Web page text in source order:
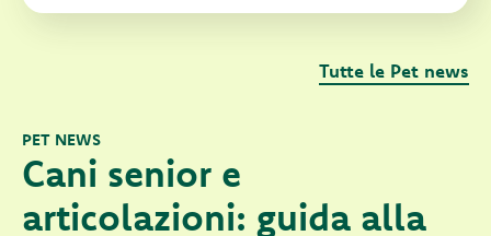
PET NEWS
Cani senior e
articolazioni: guida alla
Tutte le Pet news